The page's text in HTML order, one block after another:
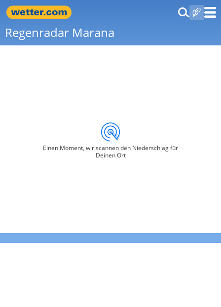
Regenradar Marana
Einen Moment, wir scannen den Niederschlag für
Deinen Ort